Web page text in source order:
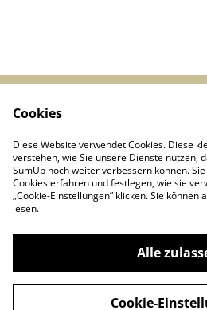
Cookie-
©2026
Linie D -
Nahverkehr Düsseldorf
Cookies
Diese Website verwendet Cookies. Diese
verstehen, wie Sie unsere Dienste nutzen,
SumUp noch weiter verbessern können.
Cookies erfahren und festlegen, wie sie
„Cookie-Einstellungen” klicken. Sie können
lesen.
Alle
Cookie-